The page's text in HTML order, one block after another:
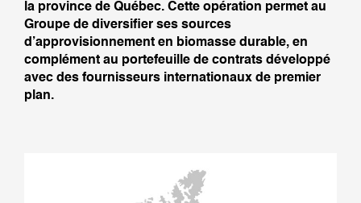
la province de Québec. Cette opération permet au
Groupe de diversifier ses sources
d’approvisionnement en biomasse durable, en
complément au portefeuille de contrats développé
avec des fournisseurs internationaux de premier
plan.